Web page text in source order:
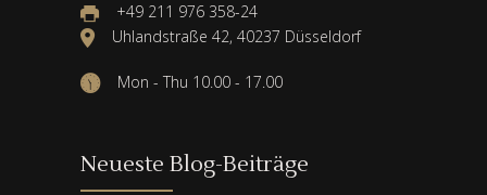
+49 211 976 358-24
Uhlandstraße 42, 40237 Düsseldorf
Mon - Thu 10.00 - 17.00
Neueste Blog-Beiträge